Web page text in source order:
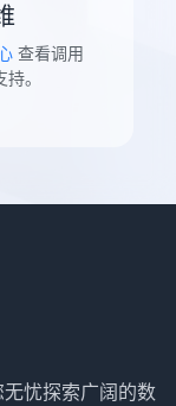
查看调用
。
忧探索广阔的数